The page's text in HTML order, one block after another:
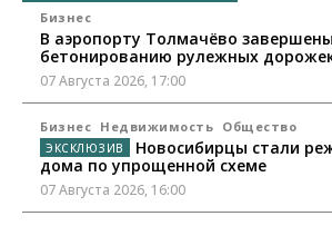
Бизнес
В аэропорту Толмачёво
бетонированию рулежных
07 Августа 2026, 17:00
Бизнес Недвижимость Общество
Новосибирцы стали
дома по упрощенной схеме
07 Августа 2026, 16:00